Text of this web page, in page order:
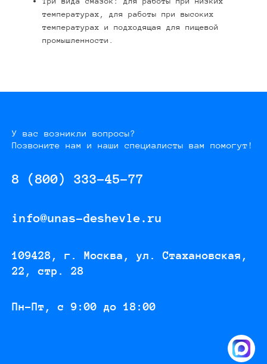
температурах, для работы при высоких
температурах и подходящая для пищевой
промышленности.
У вас возникли вопросы?
Позвоните нам и наши специалисты вам помогут!
8 (800) 333-45-77
info@unas-deshevle.ru
109428, г. Москва, ул. Стахановская,
22, стр. 28
Пн-Пт, с 9:00 до 18:00